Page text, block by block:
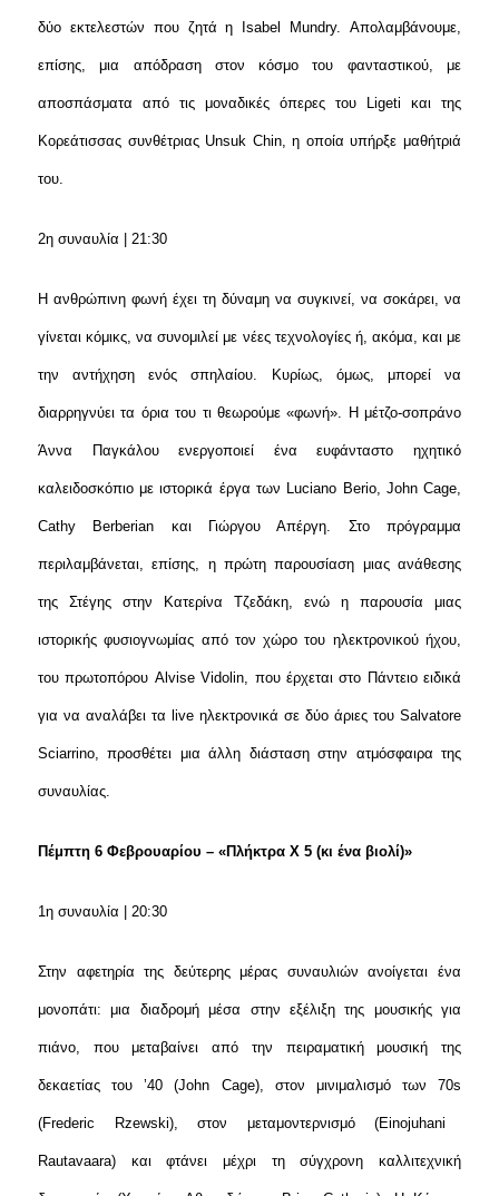
δύο εκτελεστών που ζητά η Isabel Mundry. Απολαμβάνουμε,
επίσης, μια απόδραση στον κόσμο του φανταστικού, με
αποσπάσματα από τις μοναδικές όπερες του Ligeti και της
Κορεάτισσας συνθέτριας Unsuk Chin, η οποία υπήρξε μαθήτριά
του.
2η συναυλία | 21:30
Η ανθρώπινη φωνή έχει τη δύναμη να συγκινεί, να σοκάρει, να
γίνεται κόμικς, να συνομιλεί με νέες τεχνολογίες ή, ακόμα, και με
την αντήχηση ενός σπηλαίου. Κυρίως, όμως, μπορεί να
διαρρηγνύει τα όρια του τι θεωρούμε «φωνή». Η μέτζο-σοπράνο
Άννα Παγκάλου ενεργοποιεί ένα ευφάνταστο ηχητικό
καλειδοσκόπιο με ιστορικά έργα των Luciano Berio, John Cage,
Cathy Berberian και Γιώργου Απέργη. Στο πρόγραμμα
περιλαμβάνεται, επίσης, η πρώτη παρουσίαση μιας ανάθεσης
της Στέγης στην Κατερίνα Τζεδάκη, ενώ η παρουσία μιας
ιστορικής φυσιογνωμίας από τον χώρο του ηλεκτρονικού ήχου,
του πρωτοπόρου Alvise Vidolin, που έρχεται στο Πάντειο ειδικά
για να αναλάβει τα live ηλεκτρονικά σε δύο άριες του Salvatore
Sciarrino, προσθέτει μια άλλη διάσταση στην ατμόσφαιρα της
συναυλίας.
Πέμπτη 6 Φεβρουαρίου – «Πλήκτρα Χ 5 (κι ένα βιολί)»
1η συναυλία | 20:30
Στην αφετηρία της δεύτερης μέρας συναυλιών ανοίγεται ένα
μονοπάτι: μια διαδρομή μέσα στην εξέλιξη της μουσικής για
πιάνο, που μεταβαίνει από την πειραματική μουσική της
δεκαετίας του ’40 (John Cage), στον μινιμαλισμό των 70s
(Frederic Rzewski), στον μεταμοντερνισμό (Einojuhani
Rautavaara) και φτάνει μέχρι τη σύγχρονη καλλιτεχνική